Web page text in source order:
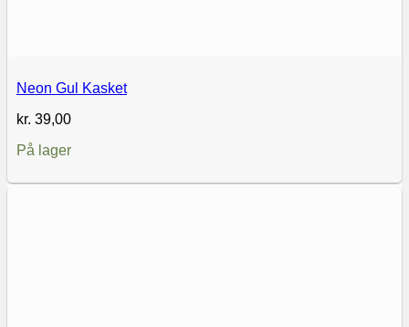
Neon Gul Kasket
kr. 39,00
På lager